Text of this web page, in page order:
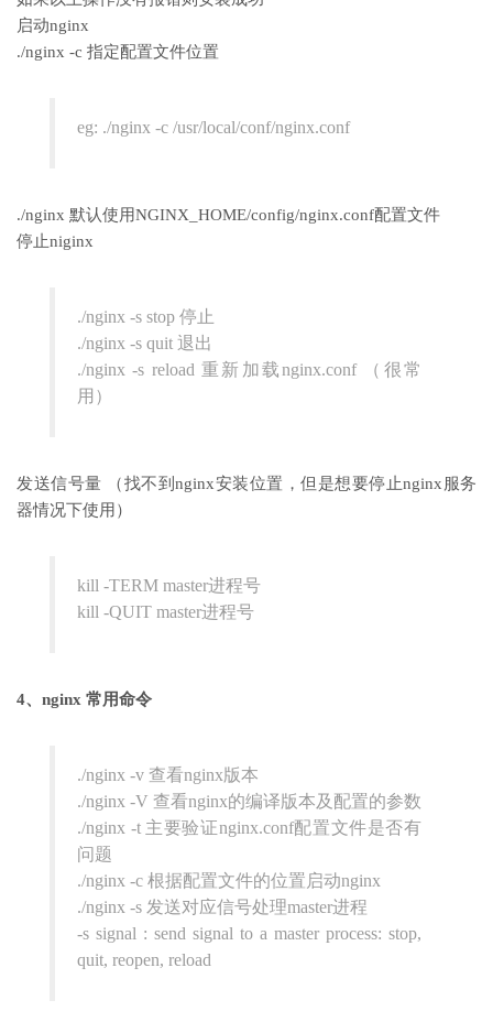
启动nginx
./nginx -c 指定配置文件位置
eg: ./nginx -c /usr/local/conf/nginx.conf
./nginx 默认使用NGINX_HOME/config/nginx.conf配置文件
停止niginx
./nginx -s stop 停止
./nginx -s quit 退出
./nginx -s reload 重新加载nginx.conf （很常
用）
发送信号量 （找不到nginx安装位置，但是想要停止nginx服务
器情况下使用）
kill -TERM master进程号
kill -QUIT master进程号
4、nginx 常用命令
./nginx -v 查看nginx版本
./nginx -V 查看nginx的编译版本及配置的参数
./nginx -t 主要验证nginx.conf配置文件是否有
问题
./nginx -c 根据配置文件的位置启动nginx
./nginx -s 发送对应信号处理master进程
-s signal : send signal to a master process: stop,
quit, reopen, reload